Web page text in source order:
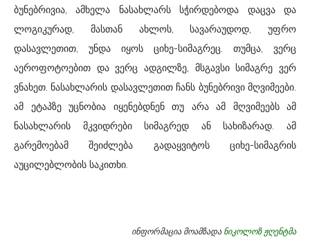
ბუნებრივია, ამხელა ნასახლარს სჭირდებოდა დაცვა და
ლოგიკურად, მასთან ახლოს, სავარაუდოდ, უფრო
დასავლეთით, უნდა იყოს ციხე-სიმაგრეც. თუმცა, ვერც
აეროფოტოებით და ვერც ადგილზე, მსგავსი სიმაგრე ვერ
ვნახეთ. ნასახლარის დასავლეთით ჩანს ბუნებრივი მღვიმეები.
ამ ეტაპზე უცნობია იყენებდნენ თუ არა ამ მღვიმეებს ამ
ნასახლარის მკვიდრები სიმაგრედ ან სახიზარად. ამ
გარემოებამ შეიძლება გადაყვიტოს ციხე-სიმაგრის
აუცილებლობის საკითხი.
ინფორმაცია მოამზადა ნიკოლოზ ჟღენტმა